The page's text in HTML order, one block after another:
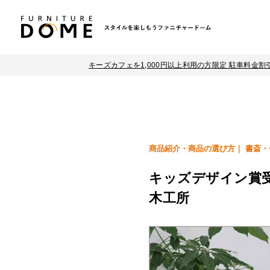
キーズカフェを1,000円以上利用の方限定 駐車料金割
商品紹介・商品の選び方 書斎
キッズデザイン賞
木工所